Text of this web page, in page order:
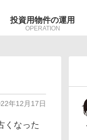
投資用物件の運用
OPERATION
年12月17日
くなった